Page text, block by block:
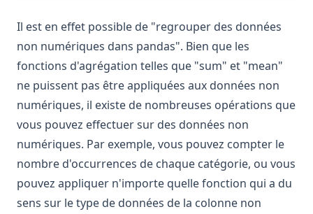
Il est en effet possible de "regrouper des données
non numériques dans pandas". Bien que les
fonctions d'agrégation telles que "sum" et "mean"
ne puissent pas être appliquées aux données non
numériques, il existe de nombreuses opérations que
vous pouvez effectuer sur des données non
numériques. Par exemple, vous pouvez compter le
nombre d'occurrences de chaque catégorie, ou vous
pouvez appliquer n'importe quelle fonction qui a du
sens sur le type de données de la colonne non